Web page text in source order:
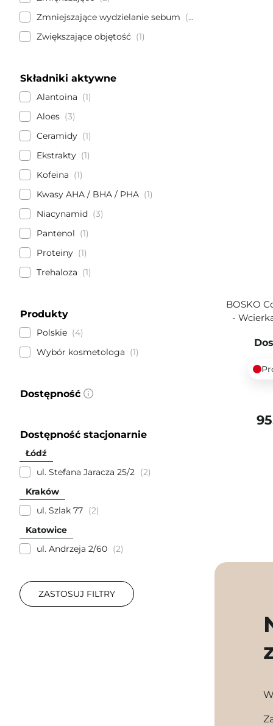
Zmniejszające wydzielanie sebum
1
Zwiększające objętość
1
Składniki aktywne
Alantoina
1
Aloes
3
Ceramidy
1
Ekstrakty
1
Kofeina
1
Kwasy AHA / BHA / PHA
1
Niacynamid
3
Pantenol
1
Proteiny
1
Trehaloza
1
Produkty
Polskie
4
Wybór kosmetologa
1
Dostępność
Dostępność stacjonarnie
Łódź
ul. Stefana Jaracza 25/2
2
Kraków
ul. Szlak 77
2
Katowice
ul. Andrzeja 2/60
2
ZASTOSUJ FILTRY
BOSKO
-